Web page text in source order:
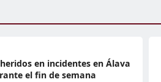
en incidentes en Álava
el fin de semana